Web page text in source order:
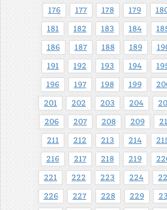
176 177 178 179
181 182 183 184
186 187 188 189
191 192 193 194
196 197 198 199
201 202 203 204
206 207 208 209
211 212 213 214
216 217 218 219
221 222 223 224
226 227 228 229